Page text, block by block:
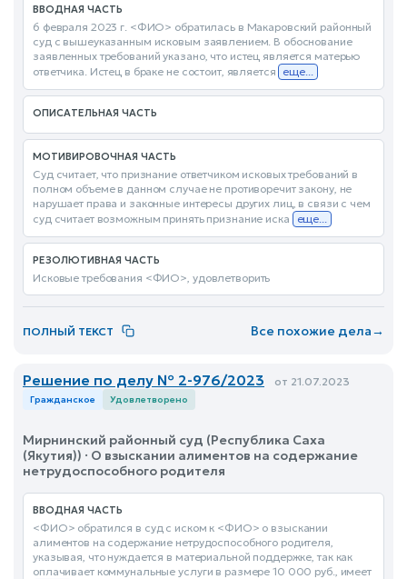
ВВОДНАЯ ЧАСТЬ
6 февраля 2023 г. <ФИО> обратилась в Макаровский районный
суд с вышеуказанным исковым заявлением. В обоснование
заявленных требований указано, что истец является матерью
ответчика. Истец в браке не состоит, является еще...
ОПИСАТЕЛЬНАЯ ЧАСТЬ
МОТИВИРОВОЧНАЯ ЧАСТЬ
Суд считает, что признание ответчиком исковых требований в
полном объеме в данном случае не противоречит закону, не
нарушает права и законные интересы других лиц, в связи с чем
суд считает возможным принять признание иска
еще...
РЕЗОЛЮТИВНАЯ ЧАСТЬ
Исковые требования <ФИО>, удовлетворить
ПОЛНЫЙ ТЕКСТ Все похожие дела→
Решение по делу № 2-976/2023 от 21.07.2023
Гражданское Удовлетворено
Мирнинский районный суд (Республика Саха
(Якутия)) · О взыскании алиментов на содержание
нетрудоспособного родителя
ВВОДНАЯ ЧАСТЬ
<ФИО> обратился в суд с иском к <ФИО> о взыскании
алиментов на содержание нетрудоспособного родителя,
указывая, что нуждается в материальной поддержке, так как
оплачивает коммунальные услуги в размере 10 000 руб., имеет